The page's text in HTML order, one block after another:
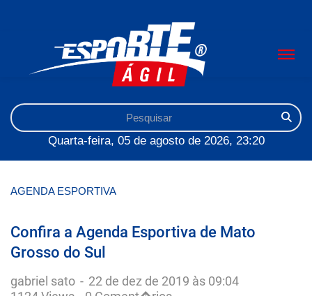
Quarta-feira, 05 de agosto de 2026, 23:20
AGENDA ESPORTIVA
Confira a Agenda Esportiva de Mato
Grosso do Sul
gabriel sato - 22 de dez de 2019 às 09:04